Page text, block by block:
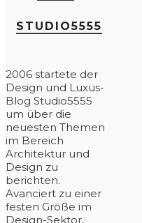
STUDIO5555
2006 startete der
Design und Luxus-
Blog Studio5555
um über die
neuesten Themen
im Bereich
Architektur und
Design zu
berichten.
Avanciert zu einer
festen Größe im
Design-Sektor,